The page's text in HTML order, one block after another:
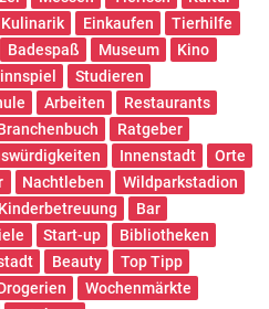
Kulinarik Einkaufen
Tierhilfe
Badespaß Museum
Kino
Studieren
Arbeiten
Restaurants
Ratgeber
Innenstadt
Orte
Nachtleben
Wildparkstadion
Kinderbetreuung
Bar
Start-up
Bibliotheken
Beauty
Top Tipp
Wochenmärkte